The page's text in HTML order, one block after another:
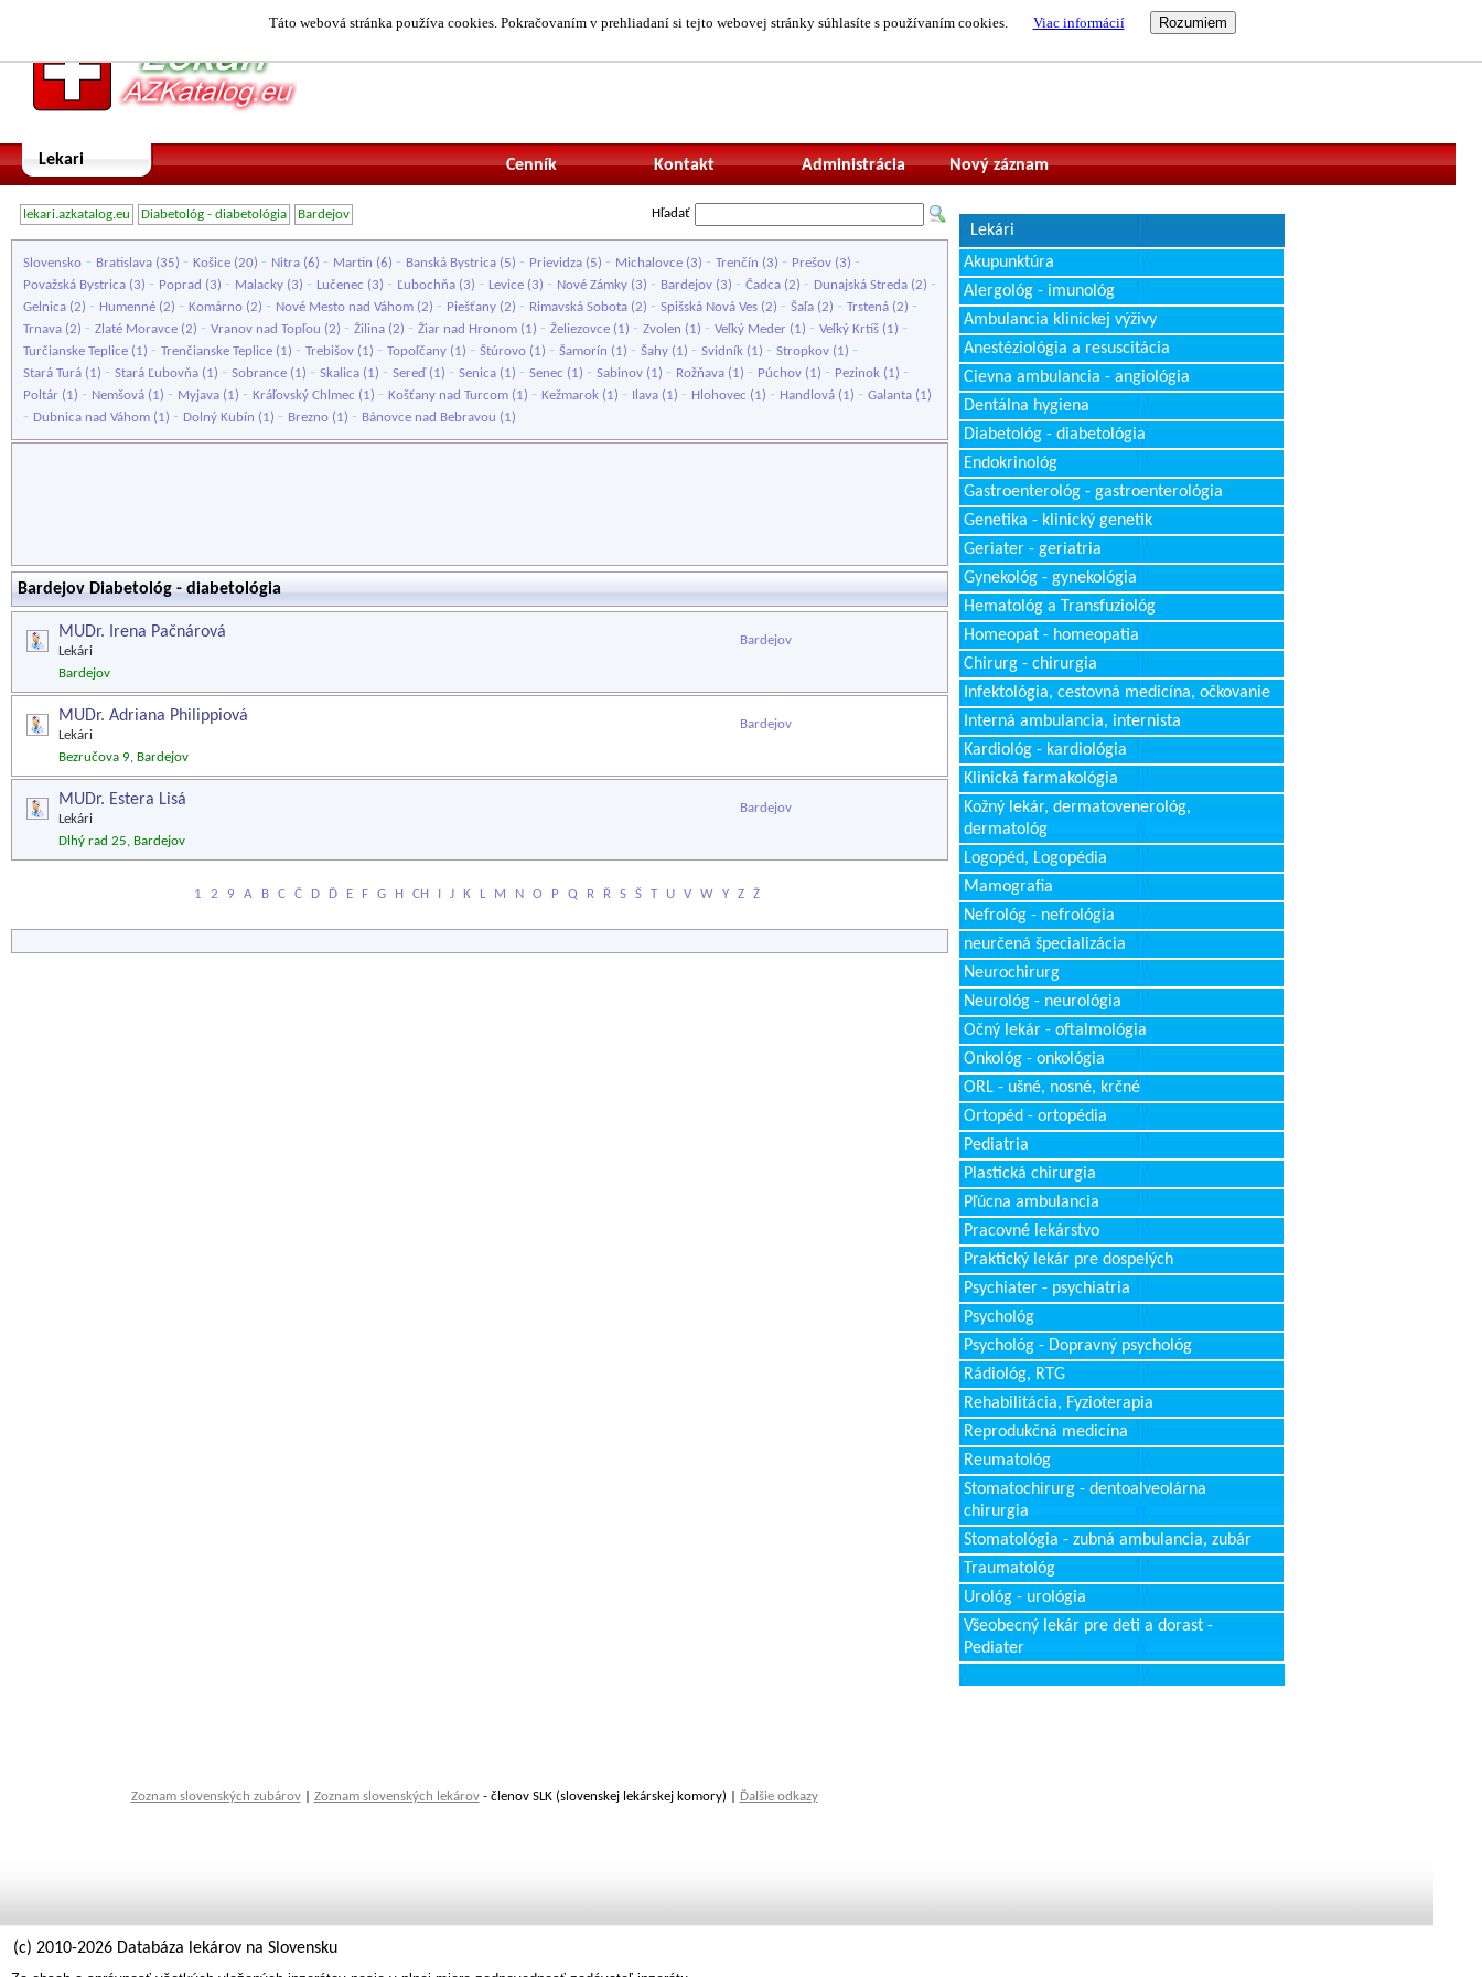
Táto webová stránka používa cookies. Pokračovaním v prehliadaní si tejto webovej stránky súhlasíte s používaním cookies. Viac informácií
Lekari Nový záznam
Administrácia
Kontakt
Cenník
lekari.azkatalog.eu Diabetológ - diabetológia Bardejov Hľadať
Slovensko - Bratislava (35) - Košice (20) - Nitra (6) - Martin (6) - Banská Bystrica (5) - Prievidza (5) - Michalovce (3) - Trenčín (3) - Prešov (3) -
Považská Bystrica (3) - Poprad (3) - Malacky (3) - Lučenec (3) - Ľubochňa (3) - Levice (3) - Nové Zámky (3) - Bardejov (3) - Čadca (2) - Dunajská Streda (2) -
Gelnica (2) - Humenné (2) - Komárno (2) - Nové Mesto nad Váhom (2) - Piešťany (2) - Rimavská Sobota (2) - Spišská Nová Ves (2) - Šaľa (2) - Trstená (2) -
Trnava (2) - Zlaté Moravce (2) - Vranov nad Topľou (2) - Žilina (2) - Žiar nad Hronom (1) - Želiezovce (1) - Zvolen (1) - Veľký Meder (1) - Veľký Krtíš (1) -
Turčianske Teplice (1) - Trenčianske Teplice (1) - Trebišov (1) - Topoľčany (1) - Štúrovo (1) - Šamorín (1) - Šahy (1) - Svidník (1) - Stropkov (1) -
Stará Turá (1) - Stará Ľubovňa (1) - Sobrance (1) - Skalica (1) - Sereď(1) - Senica (1) - Senec (1) - Sabinov (1) - Rožňava (1) - Púchov (1) - Pezinok (1) -
Poltár (1) - Nemšová (1) - Myjava (1) - Kráľovský Chlmec (1) - Košťany nad Turcom (1) - Kežmarok (1) - Ilava (1) - Hlohovec (1) - Handlová (1) - Galanta (1)
- Dubnica nad Váhom (1) - Dolný Kubín (1) - Brezno (1) - Bánovce nad Bebravou (1)
Bardejov Diabetológ - diabetológia
MUDr. Irena Pačnárová
Lekári
Bardejov
Bardejov
MUDr. Adriana Philippiová
Lekári
Bardejov
Bezručova 9, Bardejov
MUDr. Estera Lisá
Lekári
Bardejov
Dlhý rad 25, Bardejov
1 2 9 A B C Č D Ď E F G H CH I J K L M N O P Q R Ř S Š T U V W Y Z Ž
Lekári
Akupunktúra
Alergológ - imunológ
Ambulancia klinickej výživy
Anestéziológia a resuscitácia
Cievna ambulancia - angiológia
Dentálna hygiena
Diabetológ - diabetológia
Endokrinológ
Gastroenterológ - gastroenterológia
Genetika - klinický genetik
Geriater - geriatria
Gynekológ - gynekológia
Hematológ a Transfuziológ
Homeopat - homeopatia
Chirurg - chirurgia
Infektológia, cestovná medicína, očkovanie
Interná ambulancia, internista
Kardiológ - kardiológia
Klinická farmakológia
Kožný lekár, dermatovenerológ,
dermatológ
Logopéd, Logopédia
Mamografia
Nefrológ - nefrológia
neurčená špecializácia
Neurochirurg
Neurológ - neurológia
Očný lekár - oftalmológia
Onkológ - onkológia
ORL - ušné, nosné, krčné
Ortopéd - ortopédia
Pediatria
Plastická chirurgia
Pľúcna ambulancia
Pracovné lekárstvo
Praktický lekár pre dospelých
Psychiater - psychiatria
Psychológ
Psychológ - Dopravný psychológ
Rádiológ, RTG
Rehabilitácia, Fyzioterapia
Reprodukčná medicína
Reumatológ
Stomatochirurg - dentoalveolárna
chirurgia
Stomatológia - zubná ambulancia, zubár
Traumatológ
Urológ - urológia
Všeobecný lekár pre deti a dorast -
Pediater
Zoznam slovenských zubárov| Zoznam slovenských lekárov- členov SLK (slovenskej lekárskej komory) | Ďalšie odkazy
(c) 2010-2026 Databáza lekárov na Slovensku